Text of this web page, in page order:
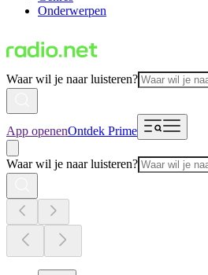
Onderwerpen
Waar wil je naar luisteren?
App openenOntdek Prime
Waar wil je naar luisteren?